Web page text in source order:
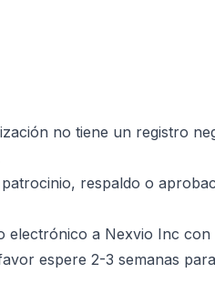
no tiene un registro
respaldo o
electrónico a Nexvio Inc
espere 2-3 semanas